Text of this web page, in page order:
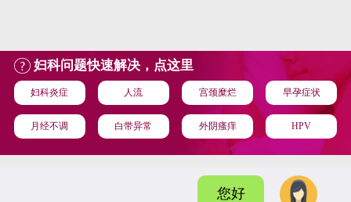
妇科问题快速解决，点这里
妇科炎症 人流 宫颈糜烂 早孕症状
月经不调 白带异常 外阴瘙痒 HPV
您好